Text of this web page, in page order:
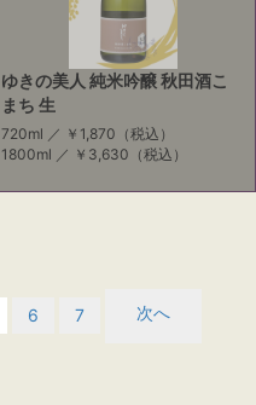
ゆきの美人 純米吟醸 秋田酒こ
まち 生
720ml ／ ￥1,870 （税込）
1800ml ／ ￥3,630 （税込）
6 7 次へ